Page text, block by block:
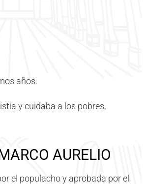
años.
y cuidaba a los pobres,
AURELIO
el populacho y aprobada por el